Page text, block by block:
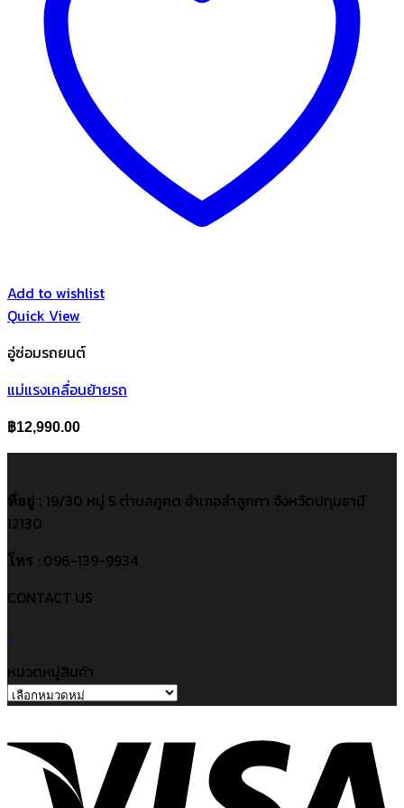
Add to wishlist
Quick View
อู่ซ่อมรถยนต์
แม่แรงเคลื่อนย้ายรถ
฿12,990.00
ที่อยู่ : 19/30 หมู่ 5 ตำบลคูคต อำเภอลำลูกกา จังหวัดปทุมธานี
12130
โทร : 096-139-9934
CONTACT US
หมวดหมู่สินค้า